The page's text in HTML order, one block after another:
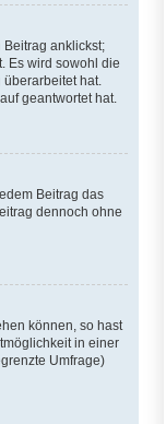
anklickst;
Es wird sowohl die
hat.
geantwortet hat.
Beitrag das
dennoch ohne
können, so hast
in einer
Umfrage)